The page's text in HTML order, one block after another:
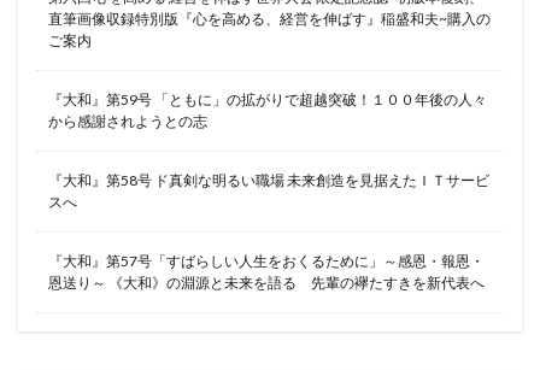
直筆画像収録特別版『心を高める、経営を伸ばす』稲盛和夫~購入の
ご案内
『大和』第59号 「ともに」の拡がりで超越突破！１００年後の人々
から感謝されようとの志
『大和』第58号 ド真剣な明るい職場 未来創造を見据えたＩＴサービ
スへ
『大和』第57号「すばらしい人生をおくるために」～感恩・報恩・
恩送り～ 《大和》の淵源と未来を語る 先輩の襷たすきを新代表へ